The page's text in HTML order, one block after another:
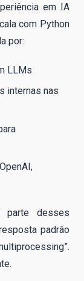
em IA
com Python
por:
LLMs
internas nas
parte desses
padrão